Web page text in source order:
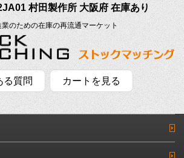
村田製作所 大阪府 在庫あり
のための在庫の再流通マーケット
る質問 カートを見る